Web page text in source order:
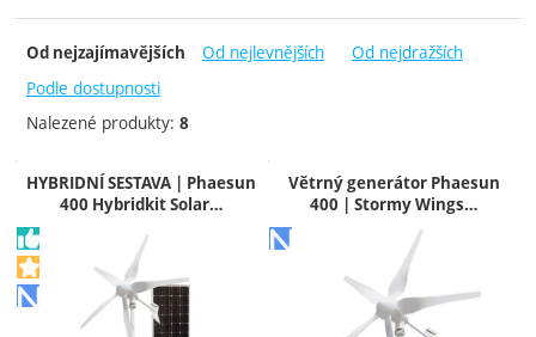
Cena (Kč)
-
Dostupnost
Do týdne
7 - 21 dnů
Extra
Doporučujeme
Od nejzajímavějších Od nejlevnějších
Od nejdražších
Podle dostupnosti
Nalezené produkty: 8
Produkty
HYBRIDNÍ SESTAVA | Phaesun
400 Hybridkit Solar…
Větrný generátor Phaesun
400 | Stormy Wings…